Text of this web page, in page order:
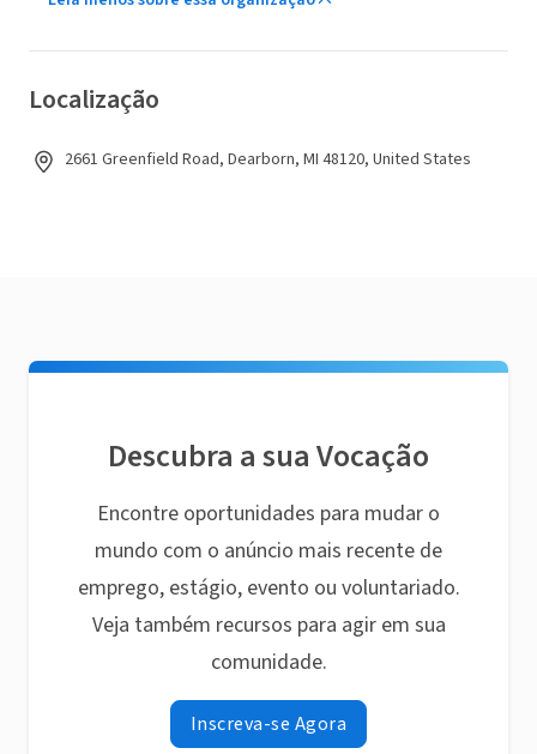
Localização
2661 Greenfield Road, Dearborn, MI 48120, United States
Descubra a sua Vocação
Encontre oportunidades para mudar o
mundo com o anúncio mais recente de
emprego, estágio, evento ou voluntariado.
Veja também recursos para agir em sua
comunidade.
Inscreva-se Agora